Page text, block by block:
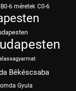
B0-6 méretek C0-6
Békéscsaba
Gyula